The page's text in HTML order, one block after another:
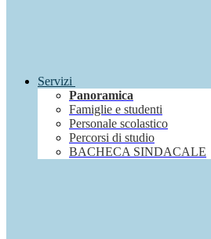
Servizi
Panoramica
Famiglie e studenti
Personale scolastico
Percorsi di studio
BACHECA SINDACALE